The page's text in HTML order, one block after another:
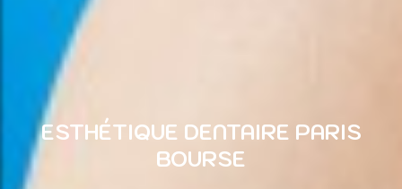
ESTHÉTIQUE DENTAIRE PARIS
BOURSE